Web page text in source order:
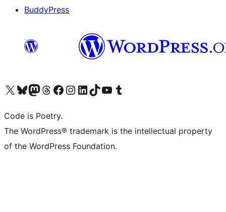
BuddyPress
Navštivte náš účet na X (dříve Twitter)
Navštivte náš Bluesky účetNavštivte náš účet Mastodon
Navštivte náš Threads účetNavštivte naši stránku na Facebooku
Navštivte náš Instagram účetNavštivte náš LinkedIn účetNavštivte náš TikTok účetNavštivte náš YouTube kanálNavštivte náš Tumblr účet
Code is Poetry.
The WordPress® trademark is the intellectual property
of the WordPress Foundation.